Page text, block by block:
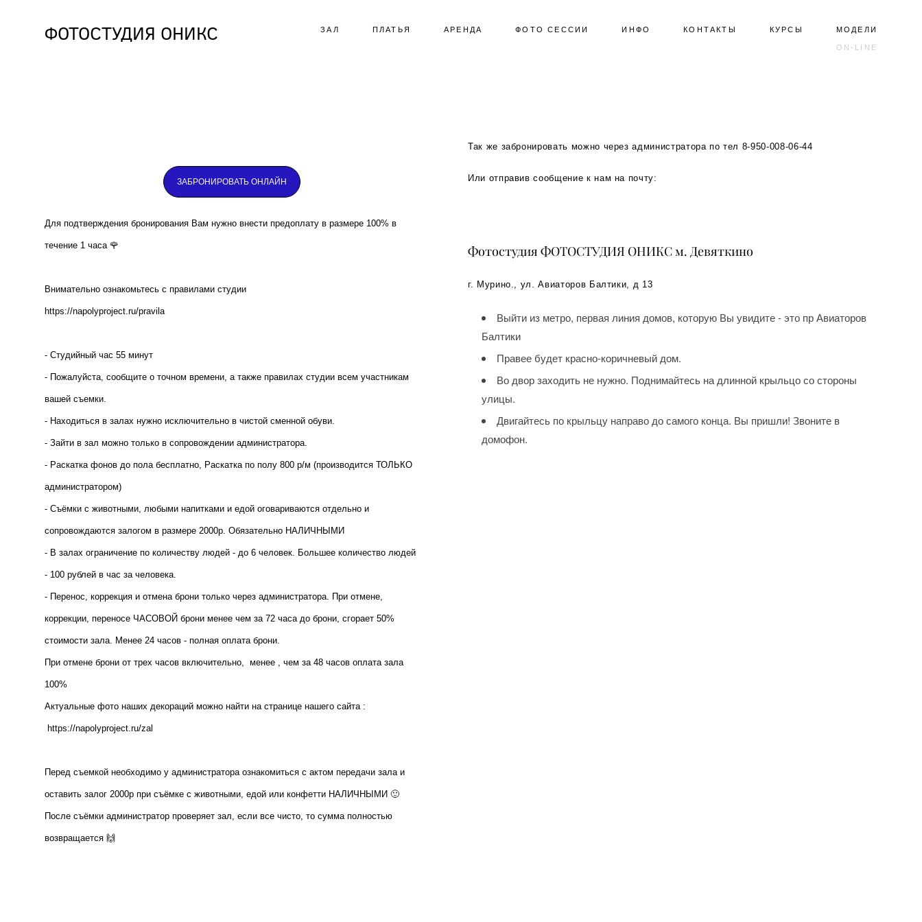
ФОТОСТУДИЯ ОНИКС ЗАЛ ПЛАТЬЯ АРЕНДА ФОТО СЕССИИ ИНФО КОНТАКТЫ КУРСЫ МОДЕЛИ
ON-LINE
ФОТОСТУДИЯ ОНИКС ЗАЛ ПЛАТЬЯ АРЕНДА ФОТО СЕССИИ ИНФО КОНТАКТЫ КУРСЫ МОДЕЛИ
ON-LINE
ЗАБРОНИРОВАТЬ ОНЛАЙН
Для подтверждения бронирования Вам нужно внести предоплату в размере 100% в
течение 1 часа 🌹
Внимательно ознакомьтесь с правилами студии
https://napolyproject.ru/pravila
- Студийный час 55 минут
- Пожалуйста, сообщите о точном времени, а также правилах студии всем участникам
вашей съемки.
- Находиться в залах нужно исключительно в чистой сменной обуви.
- Зайти в зал можно только в сопровождении администратора.
- Раскатка фонов до пола бесплатно, Раскатка по полу 800 р/м (производится ТОЛЬКО
администратором)
- Съёмки с животными, любыми напитками и едой оговариваются отдельно и
сопровождаются залогом в размере 2000р. Обязательно НАЛИЧНЫМИ
- В залах ограничение по количеству людей - до 6 человек. Большее количество людей
- 100 рублей в час за человека.
- Перенос, коррекция и отмена брони только через администратора. При отмене,
коррекции, переносе ЧАСОВОЙ брони менее чем за 72 часа до брони, сгорает 50%
стоимости зала. Менее 24 часов - полная оплата брони.
При отмене брони от трех часов включительно, менее , чем за 48 часов оплата зала
100%
Актуальные фото наших декораций можно найти на странице нашего сайта :
https://napolyproject.ru/zal
Перед съемкой необходимо у администратора ознакомиться с актом передачи зала и
оставить залог 2000р при съёмке с животными, едой или конфетти НАЛИЧНЫМИ 🙂
После съёмки администратор проверяет зал, если все чисто, то сумма полностью
возвращается 🙌
Так же забронировать можно через администратора по тел 8-950-008-06-44
Или отправив сообщение к нам на почту:
Фотостудия ФОТОСТУДИЯ ОНИКС м. Девяткино
г. Мурино., ул. Авиаторов Балтики, д 13
Выйти из метро, первая линия домов, которую Вы увидите - это пр Авиаторов
Балтики
Правее будет красно-коричневый дом.
Во двор заходить не нужно. Поднимайтесь на длинной крыльцо со стороны
улицы.
Двигайтесь по крыльцу направо до самого конца. Вы пришли! Звоните в
домофон.